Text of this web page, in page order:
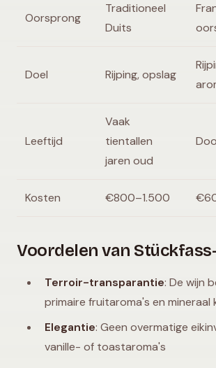
Oorsprong
Traditioneel
Duits
Doel Rijping, opslag
Leeftijd
Vaak
tientallen
jaren oud
Kosten €800–1.500
Voordelen van
Terroir-transparantie: De wijn
primaire fruitaroma's en mineraal
Elegantie: Geen overmatige
vanille- of toastaroma's